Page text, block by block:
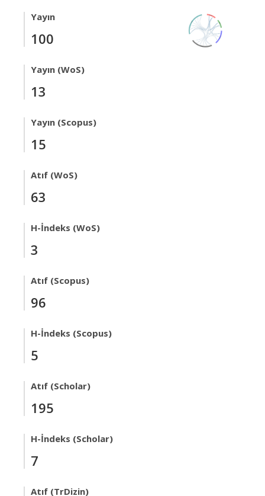
Yayın
100
Yayın (WoS)
13
Yayın (Scopus)
15
Atıf (WoS)
63
H-İndeks (WoS)
3
Atıf (Scopus)
96
H-İndeks (Scopus)
5
Atıf (Scholar)
195
H-İndeks (Scholar)
7
Atıf (TrDizin)